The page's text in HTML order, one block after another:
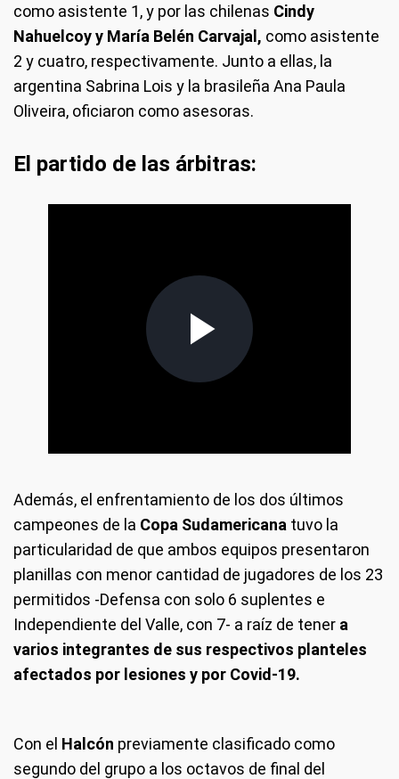
como asistente 1, y por las chilenas Cindy
Nahuelcoy y María Belén Carvajal, como asistente
2 y cuatro, respectivamente. Junto a ellas, la
argentina Sabrina Lois y la brasileña Ana Paula
Oliveira, oficiaron como asesoras.
El partido de las árbitras:
Además, el enfrentamiento de los dos últimos
campeones de la Copa Sudamericana tuvo la
particularidad de que ambos equipos presentaron
planillas con menor cantidad de jugadores de los 23
permitidos -Defensa con solo 6 suplentes e
Independiente del Valle, con 7- a raíz de tener a
varios integrantes de sus respectivos planteles
afectados por lesiones y por Covid-19.
Con el Halcón previamente clasificado como
segundo del grupo a los octavos de final del